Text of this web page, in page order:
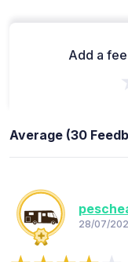
Add a
Average (30
28/07/